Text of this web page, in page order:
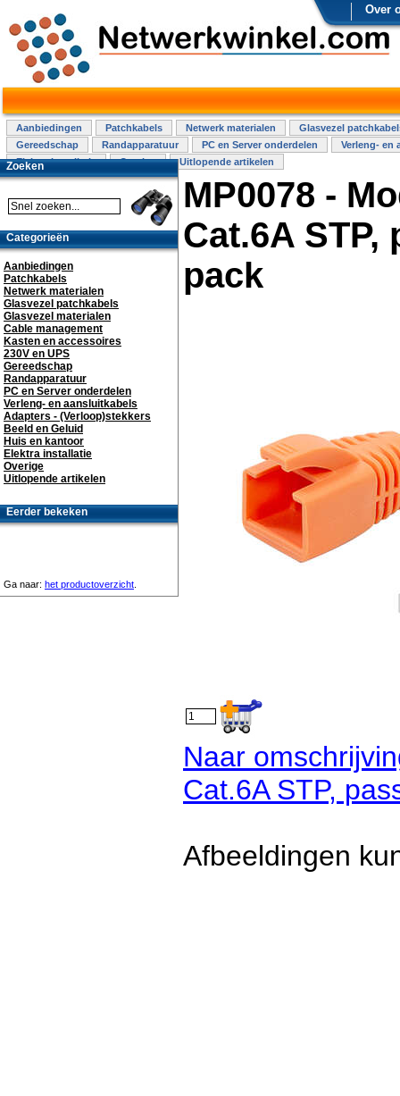
Over
Aanbiedingen Patchkabels Netwerk materialen
Glasvezel
Gereedschap
Randapparatuur PC en Server onderdelen
Verleng- en
Elektra installatie
Overige Uitlopende artikelen
MP0078 -
Cat.6A STP,
pack
Naar
Cat.6A STP,
Afbeeldingen
Zoeken
Categorieën
Aanbiedingen
Patchkabels
Netwerk materialen
Glasvezel patchkabels
Glasvezel materialen
Cable management
Kasten en accessoires
230V en UPS
Gereedschap
Randapparatuur
PC en Server onderdelen
Verleng- en aansluitkabels
Adapters - (Verloop)stekkers
Beeld en Geluid
Huis en kantoor
Elektra installatie
Overige
Uitlopende artikelen
Eerder bekeken
Ga naar: het productoverzicht